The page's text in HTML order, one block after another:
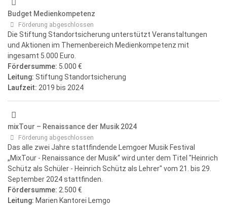
Budget Medienkompetenz
Förderung abgeschlossen
Die Stiftung Standortsicherung unterstützt Veranstaltungen
und Aktionen im Themenbereich Medienkompetenz mit
ingesamt 5.000 Euro.
Fördersumme: 5.000 €
Leitung: Stiftung Standortsicherung
Laufzeit: 2019 bis 2024
mixTour – Renaissance der Musik 2024
Förderung abgeschlossen
Das alle zwei Jahre stattfindende Lemgoer Musik Festival
„MixTour - Renaissance der Musik“ wird unter dem Titel "Heinrich
Schütz als Schüler - Heinrich Schütz als Lehrer" vom 21. bis 29.
September 2024 stattfinden.
Fördersumme: 2.500 €
Leitung: Marien Kantorei Lemgo